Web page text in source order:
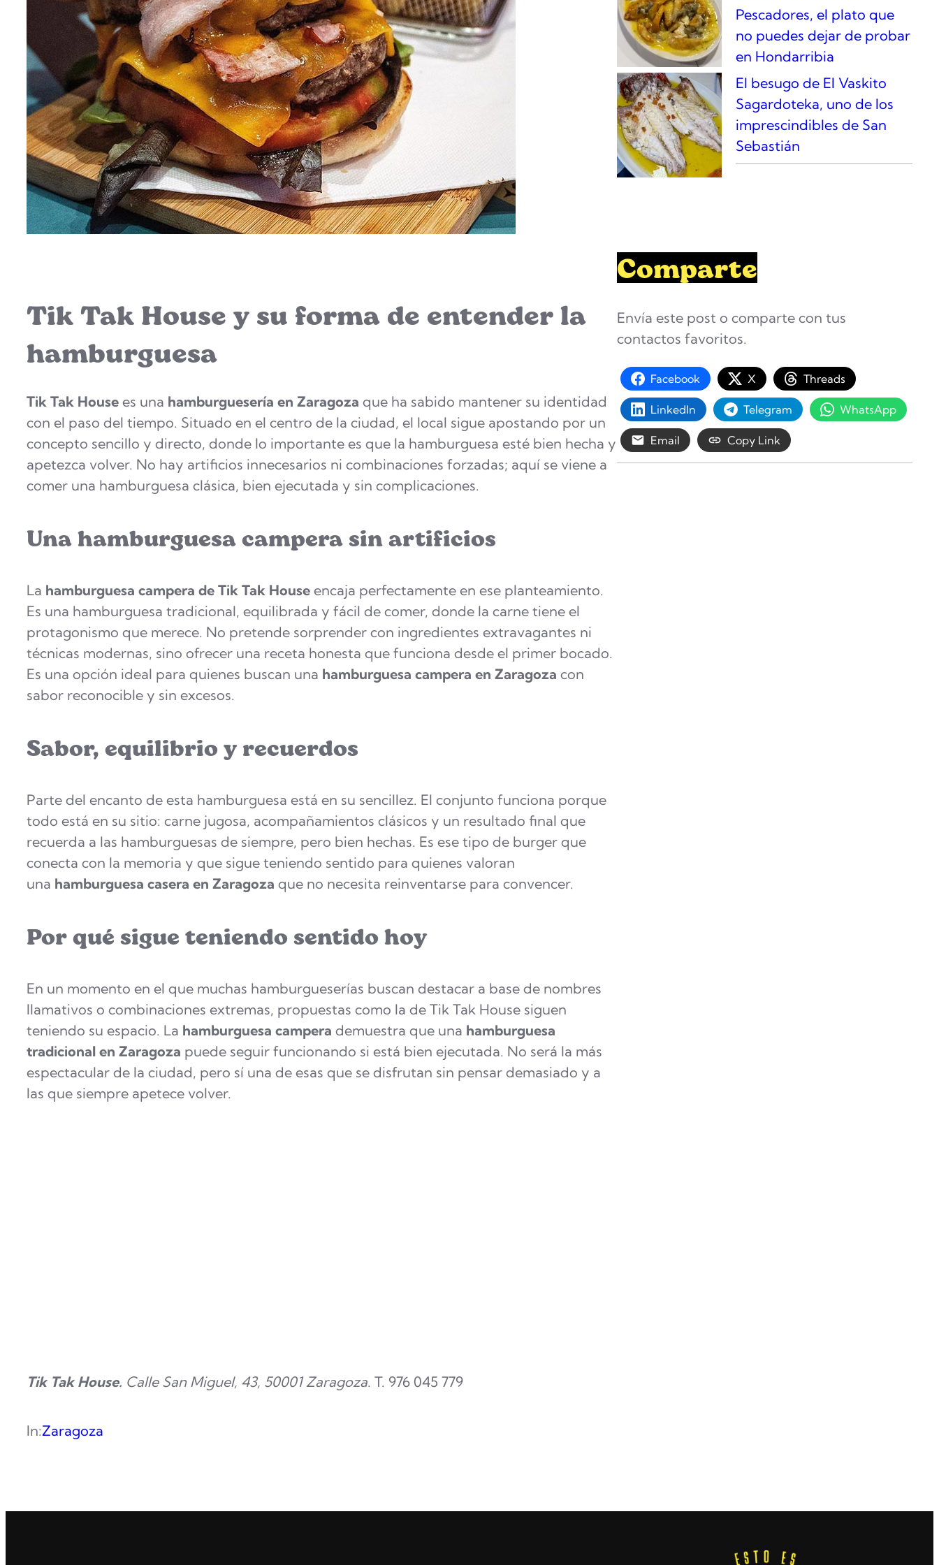
Tik Tak House y su forma de entender la
hamburguesa
Tik Tak House es una hamburguesería en Zaragoza que ha sabido mantener su identidad
con el paso del tiempo. Situado en el centro de la ciudad, el local sigue apostando por un
concepto sencillo y directo, donde lo importante es que la hamburguesa esté bien hecha y
apetezca volver. No hay artificios innecesarios ni combinaciones forzadas; aquí se viene a
comer una hamburguesa clásica, bien ejecutada y sin complicaciones.
Una hamburguesa campera sin artificios
La hamburguesa campera de Tik Tak House encaja perfectamente en ese planteamiento.
Es una hamburguesa tradicional, equilibrada y fácil de comer, donde la carne tiene el
protagonismo que merece. No pretende sorprender con ingredientes extravagantes ni
técnicas modernas, sino ofrecer una receta honesta que funciona desde el primer bocado.
Es una opción ideal para quienes buscan una hamburguesa campera en Zaragoza con
sabor reconocible y sin excesos.
Sabor, equilibrio y recuerdos
Parte del encanto de esta hamburguesa está en su sencillez. El conjunto funciona porque
todo está en su sitio: carne jugosa, acompañamientos clásicos y un resultado final que
recuerda a las hamburguesas de siempre, pero bien hechas. Es ese tipo de burger que
conecta con la memoria y que sigue teniendo sentido para quienes valoran
una hamburguesa casera en Zaragoza que no necesita reinventarse para convencer.
Por qué sigue teniendo sentido hoy
En un momento en el que muchas hamburgueserías buscan destacar a base de nombres
llamativos o combinaciones extremas, propuestas como la de Tik Tak House siguen
teniendo su espacio. La hamburguesa campera demuestra que una hamburguesa
tradicional en Zaragoza puede seguir funcionando si está bien ejecutada. No será la más
espectacular de la ciudad, pero sí una de esas que se disfrutan sin pensar demasiado y a
las que siempre apetece volver.
Tik Tak House. Calle San Miguel, 43, 50001 Zaragoza. T. 976 045 779
In:Zaragoza
Pescadores, el plato que
no puedes dejar de probar
en Hondarribia
El besugo de El Vaskito
Sagardoteka, uno de los
imprescindibles de San
Sebastián
Comparte
Envía este post o comparte con tus
contactos favoritos.
Facebook X Threads
LinkedIn Telegram WhatsApp
Email Copy Link